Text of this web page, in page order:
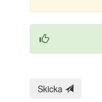
Skicka